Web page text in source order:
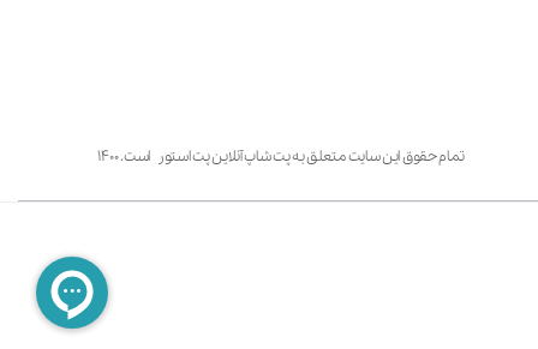
تمام حقوق این سایت متعلق به پت شاپ آنلاین پت استور است. ۱۴۰۰